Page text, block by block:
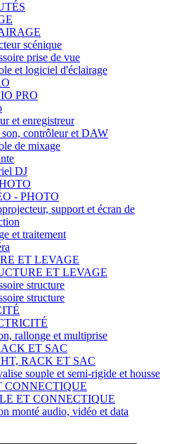
scénique
prise de vue
et logiciel d'éclairage
PRO
et enregistreur
son, contrôleur et DAW
de mixage
DJ
- PHOTO
support et écran de
et traitement
ET LEVAGE
ET LEVAGE
structure
structure
rallonge et multiprise
ET SAC
RACK ET SAC
souple et semi-rigide et housse
CONNECTIQUE
ET CONNECTIQUE
monté audio, vidéo et data